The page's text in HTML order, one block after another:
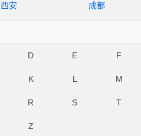
西安 成都
D E F
K L M
R S T
Z